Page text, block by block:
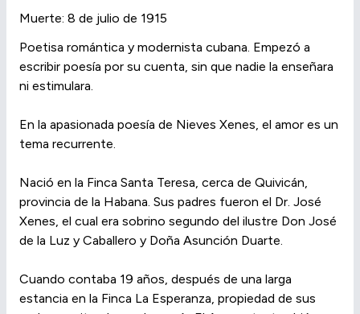
Muerte: 8 de julio de 1915
Poetisa romántica y modernista cubana. Empezó a
escribir poesía por su cuenta, sin que nadie la enseñara
ni estimulara.
En la apasionada poesía de Nieves Xenes, el amor es un
tema recurrente.
Nació en la Finca Santa Teresa, cerca de Quivicán,
provincia de la Habana. Sus padres fueron el Dr. José
Xenes, el cual era sobrino segundo del ilustre Don José
de la Luz y Caballero y Doña Asunción Duarte.
Cuando contaba 19 años, después de una larga
estancia en la Finca La Esperanza, propiedad de sus